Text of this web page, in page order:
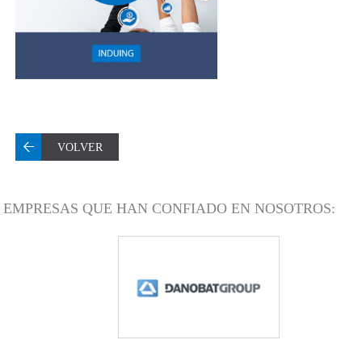
VOLVER
EMPRESAS QUE HAN CONFIADO EN NOSOTROS: